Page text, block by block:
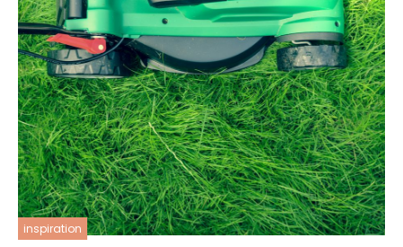
inspiration